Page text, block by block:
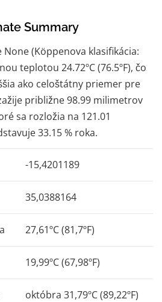
Summary
(Köppenova klasifikácia:
teplotou 24.72ºC (76.5ºF), čo
ako celoštátny priemer pre
približne 98.99 milimetrov
sa rozložia na 121.01
33.15 % roka.
-15,4201189
35,0388164
27,61ºC (81,7ºF)
19,99ºC (67,98ºF)
októbra 31,79ºC (89,22ºF)